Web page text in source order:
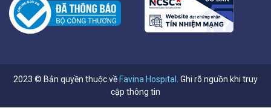
2023 © Bản quyền thuộc vềFavina Hospital . Ghi rõ nguồn khi truy
cập thông tin